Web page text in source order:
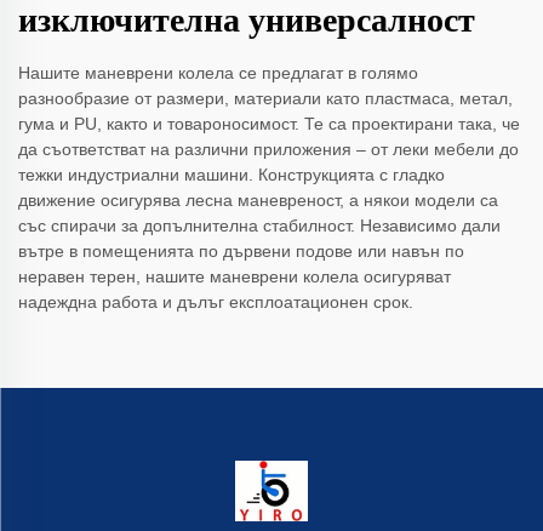
изключителна универсалност
Нашите маневрени колела се предлагат в голямо
разнообразие от размери, материали като пластмаса, метал,
гума и PU, както и товароносимост. Те са проектирани така, че
да съответстват на различни приложения – от леки мебели до
тежки индустриални машини. Конструкцията с гладко
движение осигурява лесна маневреност, а някои модели са
със спирачи за допълнителна стабилност. Независимо дали
вътре в помещенията по дървени подове или навън по
неравен терен, нашите маневрени колела осигуряват
надеждна работа и дълъг експлоатационен срок.